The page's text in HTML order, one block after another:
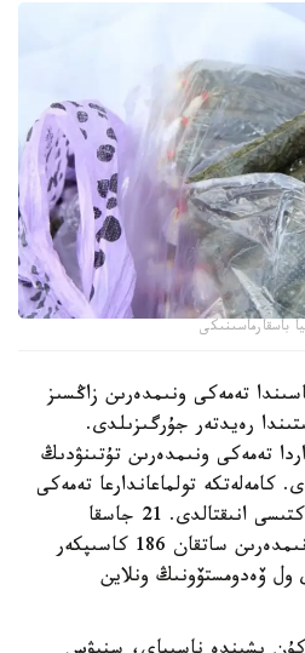
باسقارماسىنىكى
تەمەكى ونىمدەرىن زاڭسىز
رەيدتەر جۇرگىزىلدى.
تەمەكى ونىمدەرىن تۇتىنۋدىڭ
كامەلەتكە تولماعاندارعا تەمەكى
ونىمدەرىن ساتۋدىڭ 174 فاكتىسى انىقتالدى. 21 جاسقا
تولماعان ادامدارعا تەمەكى ونىمدەرىن ساتقان 186 كاسىپكەر
ۆەدومستۆونىڭ ونلاين